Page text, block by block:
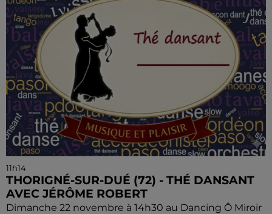
11h14
THORIGNÉ-SUR-DUÉ (72) - THÉ DANSANT
AVEC JÉRÔME ROBERT
Dimanche 22 novembre à 14h30 au Dancing Ô Miroir